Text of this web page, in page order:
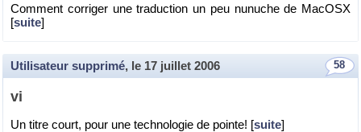
Com­ment cor­ri­ger une tra­duc­tion un peu nu­nuche de Ma­cOSX
[suite]
58
Utilisateur supprimé, le 17 juillet 2006
vi
Un titre court, pour une tech­no­lo­gie de pointe! [suite]